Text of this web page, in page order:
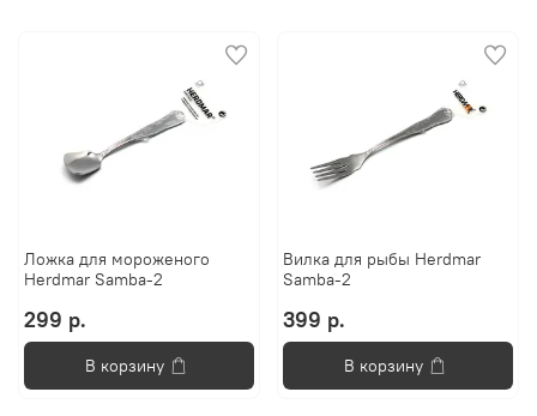
Ложка для мороженого
Herdmar Samba-2
299 р.
В корзину
Вилка для рыбы Herdmar
Samba-2
399 р.
В корзину